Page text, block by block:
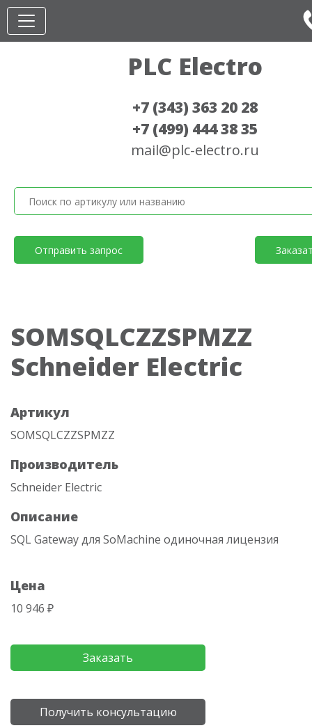
PLC Electro
+7 (343) 363 20 28
+7 (499) 444 38 35
mail@plc-electro.ru
Отправить запрос
SOMSQLCZZSPMZZ
Schneider Electric
Артикул
SOMSQLCZZSPMZZ
Производитель
Schneider Electric
Описание
SQL Gateway для SoMachine одиночная лицензия
Цена
10 946 ₽
Заказать
Получить консультацию